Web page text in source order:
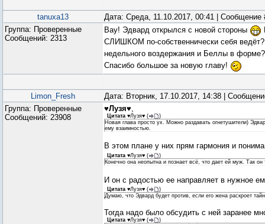
tanuxa13
Дата: Среда, 11.10.2017, 00:41 |
Группа: Проверенные
Сообщений: 2313
Вау! Эдвард открылся с новой стороны
СЛИШКОМ по-собственнически себя
недельного воздержания и Беллы в
Спасибо большое за новую главу!
Limon_Fresh
Дата: Вторник, 17.10.2017, 14:38 |
Группа: Проверенные
Сообщений: 23908
♥Лузя♥,
Цитата ♥Лузя♥ (
)
Новая глава просто ух. Можно раздавать огнетушители)
ему взаимностью.
В этом плане у них прям гармония и
Цитата ♥Лузя♥ (
)
Конечно она неопытна и познает всё, что дает ей муж. Так
И он с радостью ее направляет в нужное
Цитата ♥Лузя♥ (
)
Думаю, что Эдвард будет против, если его жена раскроет
Тогда надо было обсудить с ней заранее
Цитата ♥Лузя♥ (
)